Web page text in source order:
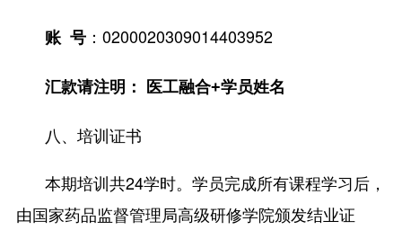
账 号 ：0200020309014403952
汇款请注明： 医工融合+学员姓名
八、培训证书
本期培训共24学时。学员完成所有课程学习后，
由国家药品监督管理局高级研修学院颁发结业证